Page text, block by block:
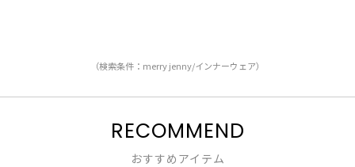
（検索条件：merry jenny/インナーウェア）
RECOMMEND
おすすめアイテム